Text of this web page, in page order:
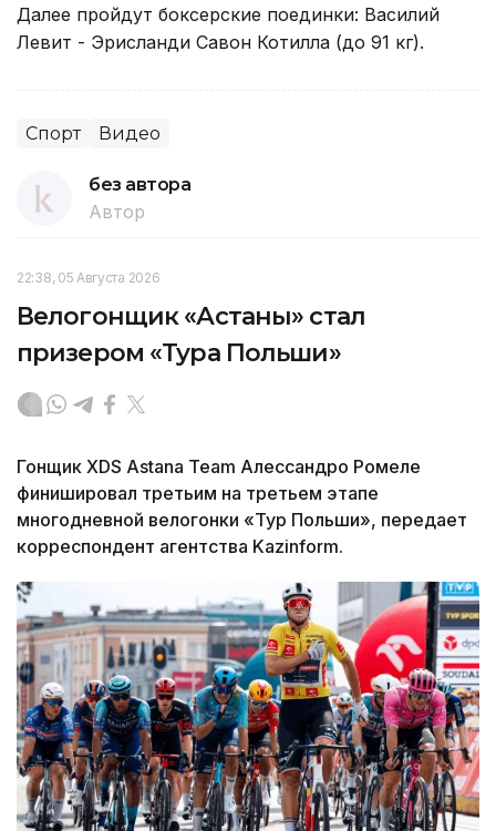
Далее пройдут боксерские поединки: Василий
Левит - Эрисланди Савон Котилла (до 91 кг).
Спорт Видео
без автора
Автор
22:38, 05 Августа 2026
Велогонщик «Астаны» стал
призером «Тура Польши»
Гонщик XDS Astana Team Алессандро Ромеле
финишировал третьим на третьем этапе
многодневной велогонки «Тур Польши», передает
корреспондент агентства Kazinform.